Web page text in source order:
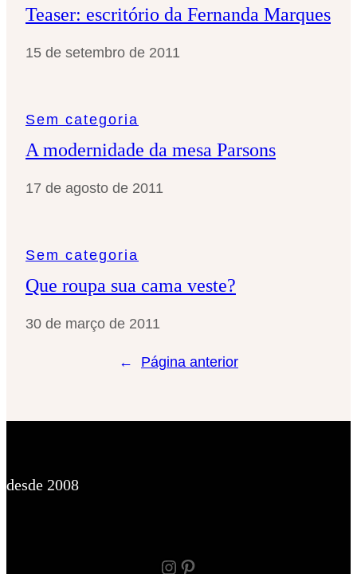
Teaser: escritório da Fernanda Marques
15 de setembro de 2011
Sem categoria
A modernidade da mesa Parsons
17 de agosto de 2011
Sem categoria
Que roupa sua cama veste?
30 de março de 2011
← Página anterior
desde 2008
Instagram Pinterest